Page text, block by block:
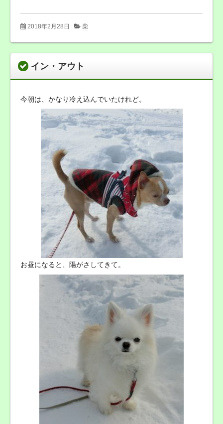
2018年2月28日 柴
イン・アウト
今朝は、かなり冷え込んでいたけれど。
お昼になると、陽がさしてきて。